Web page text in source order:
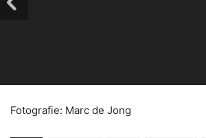
Fotografie: Marc de Jong